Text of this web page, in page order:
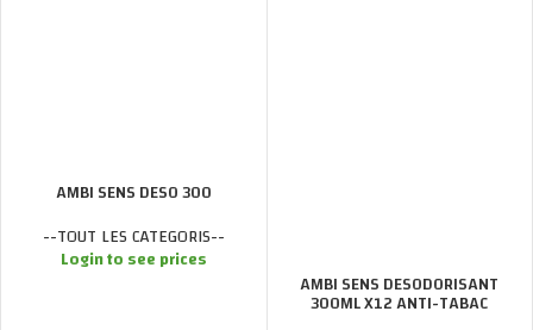
AMBI SENS DESO 300
--TOUT LES CATEGORIS--
Login to see prices
AMBI SENS DESODORISANT
300ML X12 ANTI-TABAC